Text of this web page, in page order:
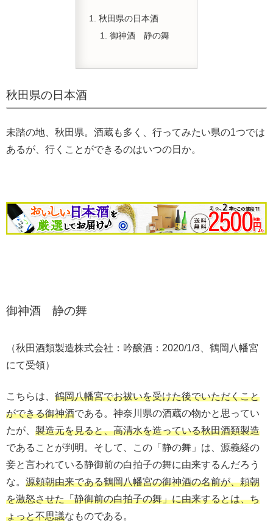
秋田県の日本酒
御神酒 静の舞
秋田県の日本酒
未踏の地、秋田県。酒蔵も多く、行ってみたい県の1つでは
あるが、行くことができるのはいつの日か。
御神酒 静の舞
（秋田酒類製造株式会社：吟醸酒：2020/1/3、鶴岡八幡宮
にて受領）
こちらは、 鶴岡八幡宮でお祓いを受けた後でいただくこと
ができる御神酒である。神奈川県の酒蔵の物かと思ってい
たが、 製造元を見ると、高清水を造っている秋田酒類製造
であることが判明。そして、この「静の舞」は、源義経の
妾と言われている静御前の白拍子の舞に由来するんだろう
な。 源頼朝由来である鶴岡八幡宮の御神酒の名前が、頼朝
を激怒させた「静御前の白拍子の舞」に由来するとは、ち
ょっと不思議なものである。